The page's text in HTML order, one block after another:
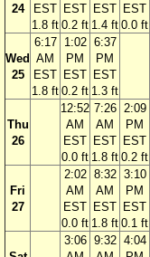
24
EST
1.8 ft
EST
0.2 ft
EST
1.4 ft
EST
0.0 ft
Wed
25
6:17
AM
EST
1.8 ft
1:02
PM
EST
0.2 ft
6:37
PM
EST
1.3 ft
Thu
26
12:52
AM
EST
0.0 ft
7:26
AM
EST
1.8 ft
2:09
PM
EST
0.2 ft
Fri
27
2:02
AM
EST
0.0 ft
8:32
AM
EST
1.8 ft
3:10
PM
EST
0.1 ft
3:06 9:32 4:04